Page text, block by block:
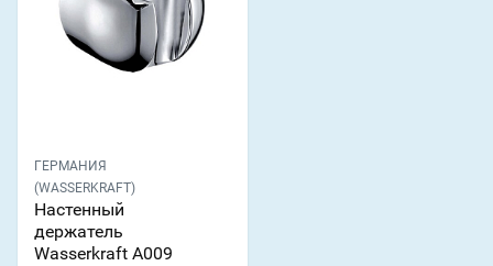
ГЕРМАНИЯ
(WASSERKRAFT)
Настенный
держатель
Wasserkraft A009